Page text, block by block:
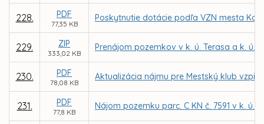
228. PDF
77,35 KB
Poskytnutie dotácie podľa VZN mesta
229. ZIP
333,02 KB
Prenájom pozemkov v k. ú. Terasa a k. ú.
230. PDF
78,08 KB
Aktualizácia nájmu pre Mestský klub
231. PDF
77,8 KB
Nájom pozemku parc. C KN č. 7591 v k.